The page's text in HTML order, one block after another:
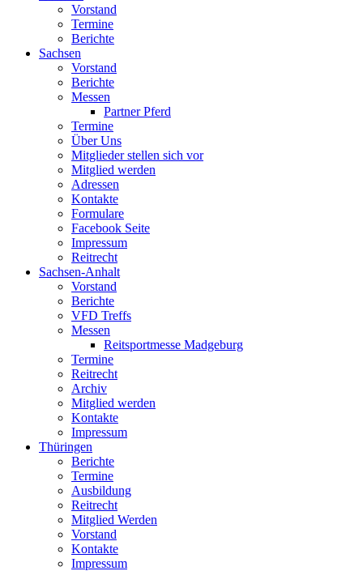
Vorstand
Termine
Berichte
Sachsen
Vorstand
Berichte
Messen
Partner Pferd
Termine
Über Uns
Mitglieder stellen sich vor
Mitglied werden
Adressen
Kontakte
Formulare
Facebook Seite
Impressum
Reitrecht
Sachsen-Anhalt
Vorstand
Berichte
VFD Treffs
Messen
Reitsportmesse Madgeburg
Termine
Reitrecht
Archiv
Mitglied werden
Kontakte
Impressum
Thüringen
Berichte
Termine
Ausbildung
Reitrecht
Mitglied Werden
Vorstand
Kontakte
Impressum